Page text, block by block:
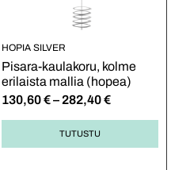
HOPIA SILVER
Pisara-kaulakoru, kolme
erilaista mallia (hopea)
130,60€– 282,40€
TUTUSTU